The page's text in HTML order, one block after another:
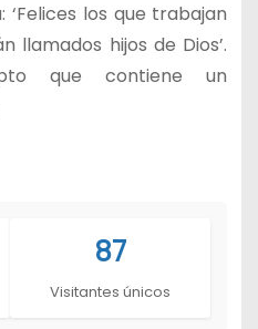
los que trabajan
llamados hijos de Dios’.
que contiene un
87
Visitantes únicos